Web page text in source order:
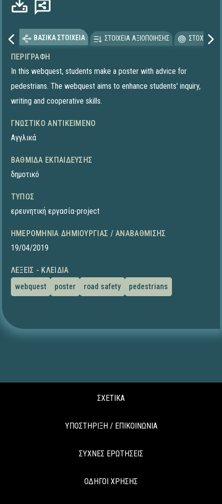
ΒΑΣΙΚΑ ΣΤΟΙΧΕΙΑ ΣΤΟΙΧΕΙΑ ΑΞΙΟΠΟΙΗΣΗΣ
ΠΕΡΙΓΡΑΦΉ
In this webquest, students make a poster with advice for
pedestrians. The webquest aims to enhance students' inquiry,
writing and cooperative skills.
ΓΝΩΣΤΙΚΌ ΑΝΤΙΚΕΊΜΕΝΟ
Αγγλικά
ΒΑΘΜΊΔΑ ΕΚΠΑΊΔΕΥΣΗΣ
δημοτικό
ΤΎΠΟΣ
ερευνητική εργασία-project
ΗΜΕΡΟΜΗΝΊΑ ΔΗΜΙΟΥΡΓΊΑΣ / ΑΝΑΒΆΘΜΙΣΗΣ
19/04/2019
ΛΈΞΕΙΣ - ΚΛΕΙΔΙΆ
webquest
poster road safety pedestrians
ΣΧΕΤΙΚΑ
ΥΠΟΣΤΗΡΙΞΗ / ΕΠΙΚΟΙΝΩΝΙΑ
ΣΥΧΝΕΣ ΕΡΩΤΗΣΕΙΣ
ΟΔΗΓΟΙ ΧΡΗΣΗΣ